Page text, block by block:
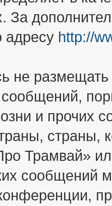
За
адресу http://
не
сообщений,
и прочих
страны,
Трамвай»
сообщений